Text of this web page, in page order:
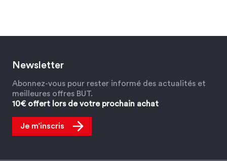
Newsletter
Abonnez-vous pour rester informé des actualités et
meilleures offres BUT.
10€ offert lors de votre prochain achat
Je m’inscris